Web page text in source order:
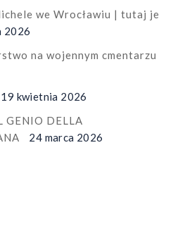
we Wrocławiu | tutaj je
2026
na wojennym cmentarzu
19 kwietnia 2026
GENIO DELLA
24 marca 2026